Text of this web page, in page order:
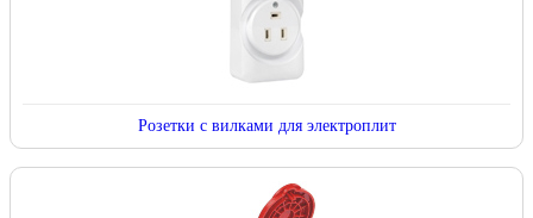
Розетки с вилками для электроплит